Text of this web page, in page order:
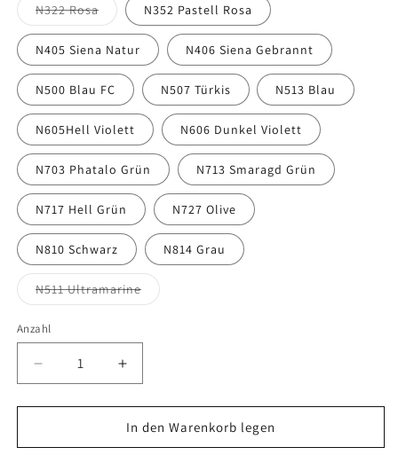
N322 RosaVariante
ausverkauft
oder
nicht
verfügbar
N352 Pastell Rosa
N405 Siena Natur N406 Siena Gebrannt
N500 Blau FC N507 Türkis N513 Blau
N605Hell Violett N606 Dunkel Violett
N703 Phatalo Grün N713 Smaragd Grün
N717 Hell Grün N727 Olive
N810 Schwarz N814 Grau
N511 UltramarineVariante
ausverkauft
Anzahl
Anzahl
Verringere
die
Menge
Sonnet
Erhöhe
die
Menge
für
Sonnet
In den Warenkorb legen